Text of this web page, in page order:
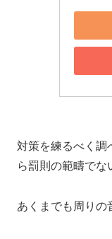
対策を練るべく調
ら罰則の範疇でな
あくまでも周りの